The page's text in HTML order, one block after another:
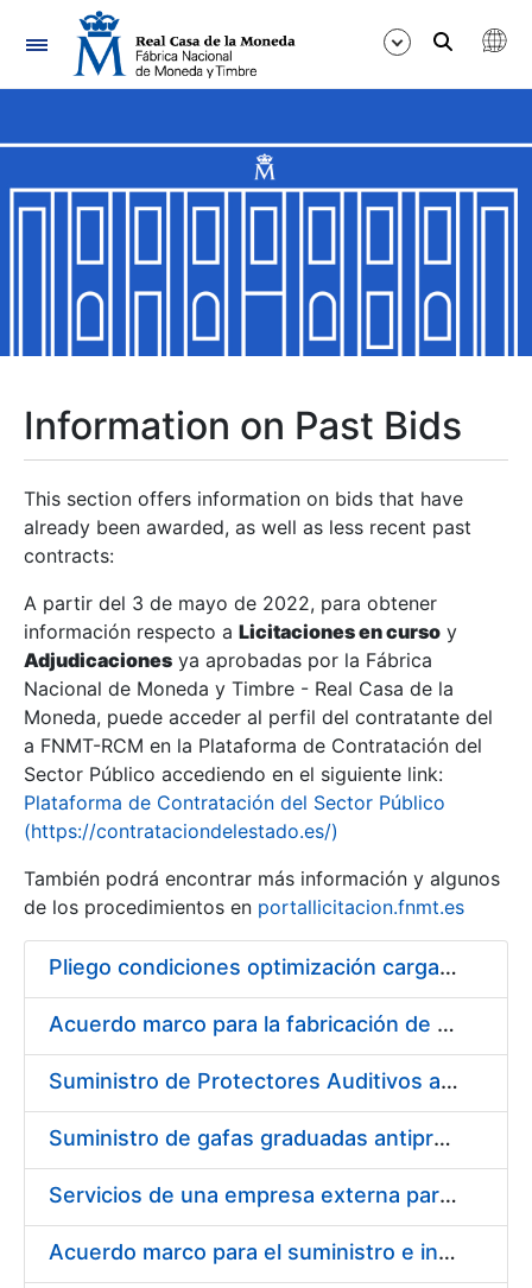
Navigation
Show/Hide
Show/Hide
Show/Hide
Show/Hide
Show/Hide
Show/Hide
Information on Past Bids
This section offers information on bids that have
already been awarded, as well as less recent past
contracts:
A partir del 3 de mayo de 2022, para obtener
información respecto a Licitaciones en curso y
Adjudicaciones ya aprobadas por la Fábrica
Nacional de Moneda y Timbre - Real Casa de la
Moneda, puede acceder al perfil del contratante del
a FNMT-RCM en la Plataforma de Contratación del
Sector Público accediendo en el siguiente link:
Plataforma de Contratación del Sector Público
(https://contrataciondelestado.es/)
También podrá encontrar más información y algunos
de los procedimientos en portallicitacion.fnmt.es
Pliego condiciones optimización cargas compras firmado
Acuerdo marco para la fabricación de piezas
Suministro de Protectores Auditivos a medida para las personas trabajadoras de los Centros de Trabajo de Madrid y Burgos
Suministro de gafas graduadas antiproyecciones para los trabajadores de la FNMT-RCM en los centros de trabajo de Madrid y Burgos
Servicios de una empresa externa para el asesoramiento y resolución de los recursos de alzada que se presentan relacionados con procesos de selección para la FNMT-RCM
Acuerdo marco para el suministro e instalación de persianas, estores y otros complementos